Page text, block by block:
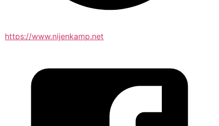
https://www.nijenkamp.net